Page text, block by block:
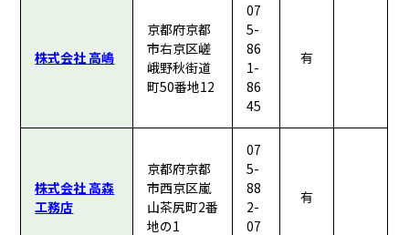
株式会社 高嶋
京都府京都
市右京区嵯
峨野秋街道
町50番地12
07
5-
86
1-
86
45
有
株式会社 高森
工務店
京都府京都
市西京区嵐
山茶尻町2番
地の1
07
5-
88
2-
07
有